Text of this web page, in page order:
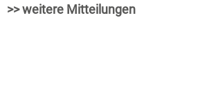
>> weitere Mitteilungen